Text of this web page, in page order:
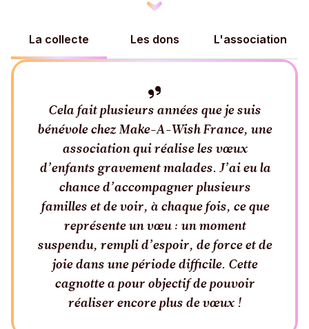
La collecte Les dons L'association
Cela fait plusieurs années que je suis
bénévole chez Make-A-Wish France, une
association qui réalise les vœux
d’enfants gravement malades. J’ai eu la
chance d’accompagner plusieurs
familles et de voir, à chaque fois, ce que
représente un vœu : un moment
suspendu, rempli d’espoir, de force et de
joie dans une période difficile. Cette
cagnotte a pour objectif de pouvoir
réaliser encore plus de vœux !